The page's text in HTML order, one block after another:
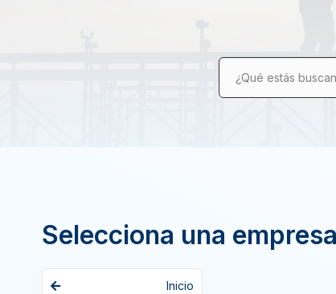
¿Qué estás
Selecciona una empresa
Inicio